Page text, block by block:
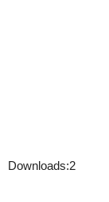
Downloads:2